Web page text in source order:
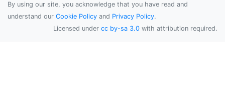
By using our site, you acknowledge that you have read and
understand our Cookie Policy and Privacy Policy.
Licensed under cc by-sa 3.0 with attribution required.